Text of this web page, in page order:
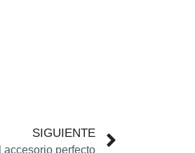
SIGUIENTE
accesorio perfecto